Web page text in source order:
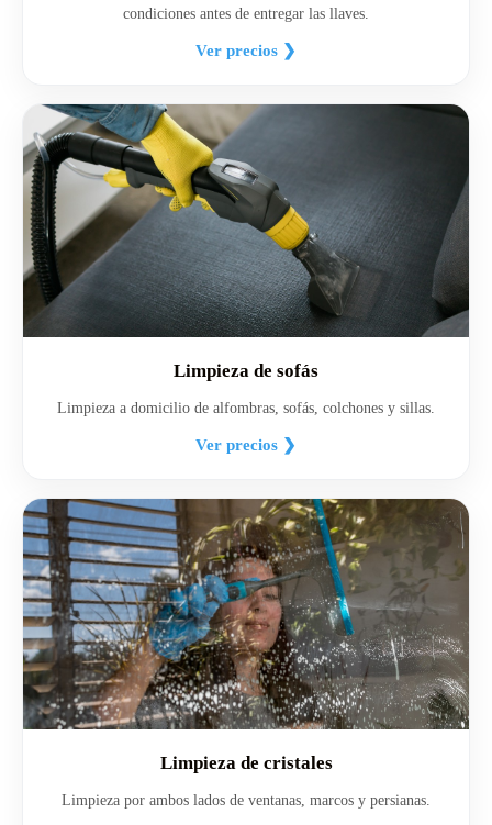
condiciones antes de entregar las llaves.
Ver precios ❯
Limpieza de sofás
Limpieza a domicilio de alfombras, sofás, colchones y sillas.
Ver precios ❯
Limpieza de cristales
Limpieza por ambos lados de ventanas, marcos y persianas.